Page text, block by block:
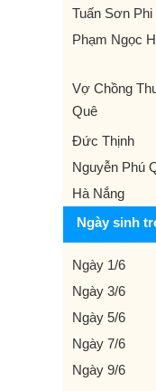
Tuấn Sơn Phi
Phạm Ngọc
Vợ Chồng
Quê
Đức Thịnh
Nguyễn Phú
Hà Nắng
Ngày sinh
Ngày 1/6
Ngày 3/6
Ngày 5/6
Ngày 7/6
Ngày 9/6